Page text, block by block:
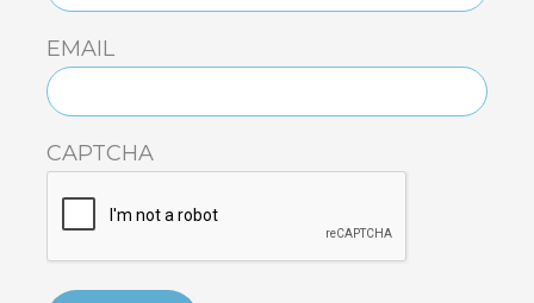
EMAIL
CAPTCHA